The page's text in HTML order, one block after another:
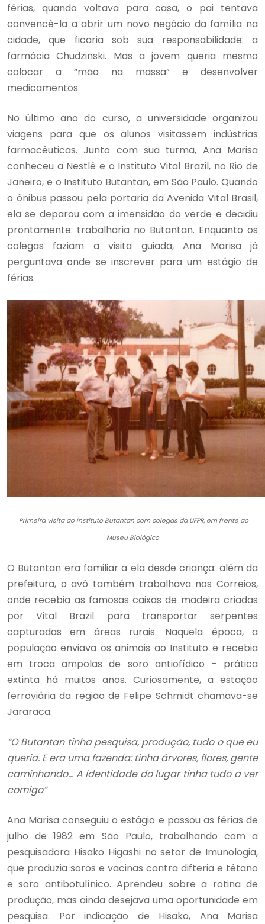
férias, quando voltava para casa, o pai tentava
convencê-la a abrir um novo negócio da família na
cidade, que ficaria sob sua responsabilidade: a
farmácia Chudzinski. Mas a jovem queria mesmo
colocar a “mão na massa” e desenvolver
medicamentos.
No último ano do curso, a universidade organizou
viagens para que os alunos visitassem indústrias
farmacêuticas. Junto com sua turma, Ana Marisa
conheceu a Nestlé e o Instituto Vital Brazil, no Rio de
Janeiro, e o Instituto Butantan, em São Paulo. Quando
o ônibus passou pela portaria da Avenida Vital Brasil,
ela se deparou com a imensidão do verde e decidiu
prontamente: trabalharia no Butantan. Enquanto os
colegas faziam a visita guiada, Ana Marisa já
perguntava onde se inscrever para um estágio de
férias.
Primeira visita ao Instituto Butantan com colegas da UFPR, em frente ao
Museu Biológico
O Butantan era familiar a ela desde criança: além da
prefeitura, o avô também trabalhava nos Correios,
onde recebia as famosas caixas de madeira criadas
por Vital Brazil para transportar serpentes
capturadas em áreas rurais. Naquela época, a
população enviava os animais ao Instituto e recebia
em troca ampolas de soro antiofídico – prática
extinta há muitos anos. Curiosamente, a estação
ferroviária da região de Felipe Schmidt chamava-se
Jararaca.
“O Butantan tinha pesquisa, produção, tudo o que eu
queria. E era uma fazenda: tinha árvores, flores, gente
caminhando... A identidade do lugar tinha tudo a ver
comigo”
Ana Marisa conseguiu o estágio e passou as férias de
julho de 1982 em São Paulo, trabalhando com a
pesquisadora Hisako Higashi no setor de Imunologia,
que produzia soros e vacinas contra difteria e tétano
e soro antibotulínico. Aprendeu sobre a rotina de
produção, mas ainda desejava uma oportunidade em
pesquisa. Por indicação de Hisako, Ana Marisa